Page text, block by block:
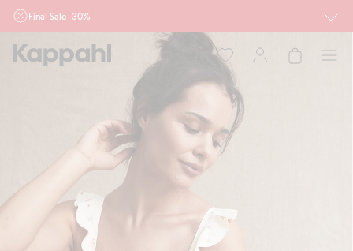
Final Sale -30%
Ważne przy zakupie min. 2 sztuk produktów włączonych w ofertę, również z
działu outlet do 10.8 w sklepach Kappahl i Newbie oraz na kappahl.com. Ofert
nie łączymy
Mężczyzna